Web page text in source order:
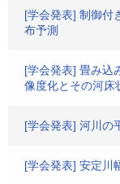
[学会発表] 制御付
布予測
[学会発表] 畳み込
像度化とその河床
[学会発表] 河川の
[学会発表] 安定川